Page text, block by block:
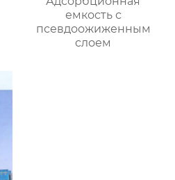
емкость с
псевдоожиженным
слоем